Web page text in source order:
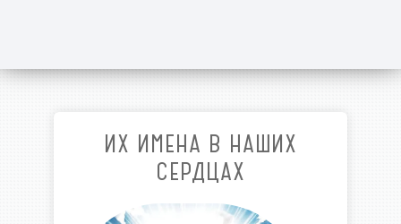
ИХ ИМЕНА В НАШИХ
СЕРДЦАХ